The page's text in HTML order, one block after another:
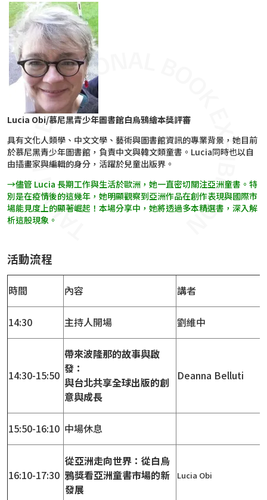
Lucia Obi/慕尼黑青少年圖書館白烏鴉繪本獎評審
具有文化人類學、中文文學、藝術與圖書館資訊的專業背景，她目前
於慕尼黑青少年圖書館，負責中文與韓文類童書。Lucia同時也以自
由插畫家與編輯的身分，活躍於兒童出版界。
→儘管 Lucia 長期工作與生活於歐洲，她一直密切關注亞洲童書。特
別是在疫情後的這幾年，她明顯觀察到亞洲作品在創作表現與國際市
場能見度上的顯著崛起！本場分享中，她將透過多本精選書，深入解
析這股現象。
活動流程
時間 內容 講者
14:30 主持人開場 劉維中
14:30-15:50
帶來波隆那的故事與啟
發：
與台北共享全球出版的創
意與成長
Deanna Belluti
15:50-16:10 中場休息
16:10-17:30
從亞洲走向世界：從白烏
鴉獎看亞洲童書市場的新
發展
Lucia Obi